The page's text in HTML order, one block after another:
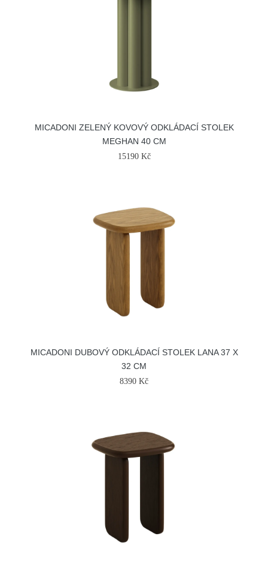
MICADONI ZELENÝ KOVOVÝ ODKLÁDACÍ STOLEK
MEGHAN 40 CM
15190 Kč
MICADONI DUBOVÝ ODKLÁDACÍ STOLEK LANA 37 X
32 CM
8390 Kč